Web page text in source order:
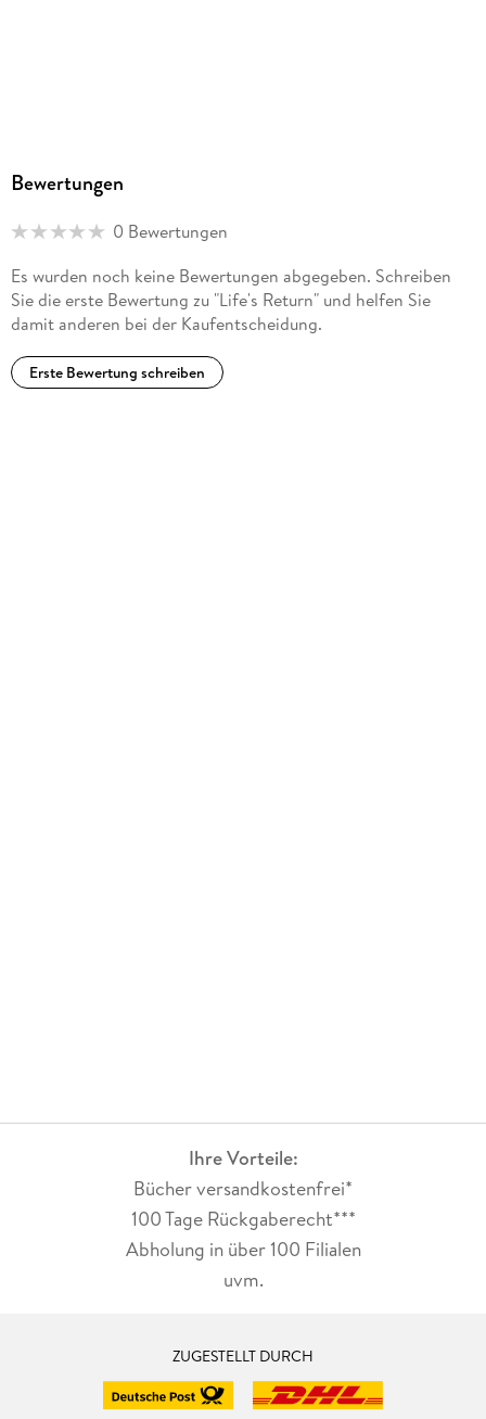
Bewertungen
0 Bewertungen
Es wurden noch keine Bewertungen abgegeben. Schreiben
Sie die erste Bewertung zu "Life's Return" und helfen Sie
damit anderen bei der Kaufentscheidung.
Erste Bewertung schreiben
Ihre Vorteile:
Bücher versandkostenfrei*
100 Tage Rückgaberecht***
Abholung in über 100 Filialen
uvm.
ZUGESTELLT DURCH